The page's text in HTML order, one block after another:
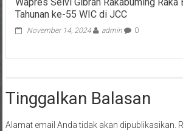
Tahunan ke-55 WIC di JCC
November 14, 2024 admin 0
Tinggalkan Balasan
Alamat email Anda tidak akan dipublikasikan.